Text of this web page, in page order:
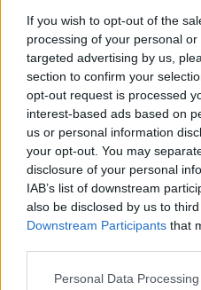
If you wish to opt-out of the
processing of your personal
targeted advertising by us,
section to confirm your
opt-out request is processed
interest-based ads based on
us or personal information
your opt-out. You may
disclosure of your personal
IAB’s list of downstream
also be disclosed by us to
Downstream Participants that
Please note that this website/
Personal Data
a szörnyű igazságra.
Rumkowski
meghatványozódott,
csak a
Ha a borzalmakkal
osztályozni, akkor
legszörnyűbb minden
szeptember 4-e volt,
bejelentette a nácik
miszerint húszezer